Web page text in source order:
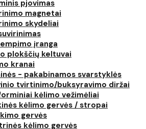
pjovimas
magnetai
skydeliai
įranga
plokščių keltuvai
kranai
- pakabinamos svarstyklės
tvirtinimo/buksyravimo diržai
kėlimo vežimėliai
kėlimo gervės / stropai
gervės
kėlimo gervės